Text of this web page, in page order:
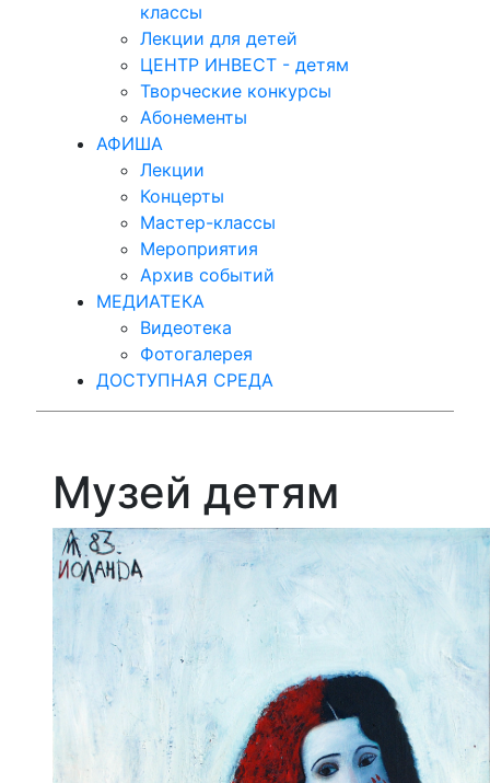
классы
Лекции для детей
ЦЕНТР ИНВЕСТ - детям
Творческие конкурсы
Абонементы
АФИША
Лекции
Концерты
Мастер-классы
Мероприятия
Архив событий
МЕДИАТЕКА
Видеотека
Фотогалерея
ДОСТУПНАЯ СРЕДА
Музей детям